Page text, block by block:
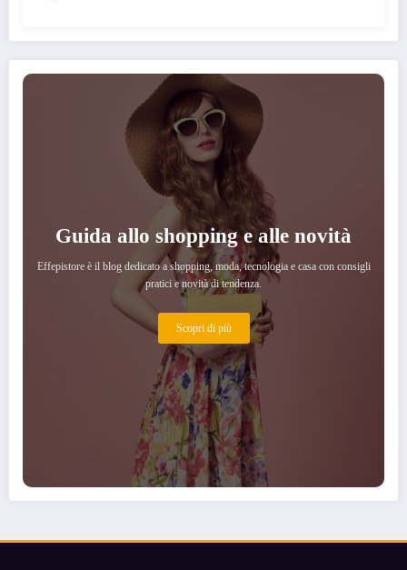
Guida allo shopping e alle novità
Effepistore è il blog dedicato a shopping, moda, tecnologia e casa con consigli
pratici e novità di tendenza.
Scopri di più